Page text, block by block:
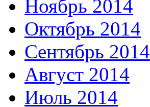
Ноябрь 2014
Октябрь 2014
Сентябрь 2014
Август 2014
Июль 2014